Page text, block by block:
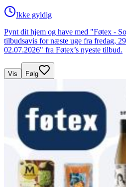
Ikke gyldig
Pynt dit hjem og have med "Føtex -
tilbudsavis for næste uge fra fredag,
02.07.2026" fra Føtex’s nyeste tilbud.
Vis Følg